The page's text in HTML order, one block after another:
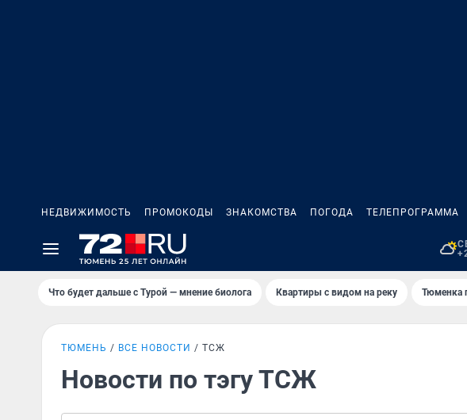
НЕДВИЖИМОСТЬ ПРОМОКОДЫ ЗНАКОМСТВА ПОГОДА ТЕЛЕПРОГРАММА
Что будет дальше с Турой — мнение биолога Квартиры с видом на реку Тюменка
ТЮМЕНЬ ВСЕ НОВОСТИ ТСЖ
Новости по тэгу ТСЖ